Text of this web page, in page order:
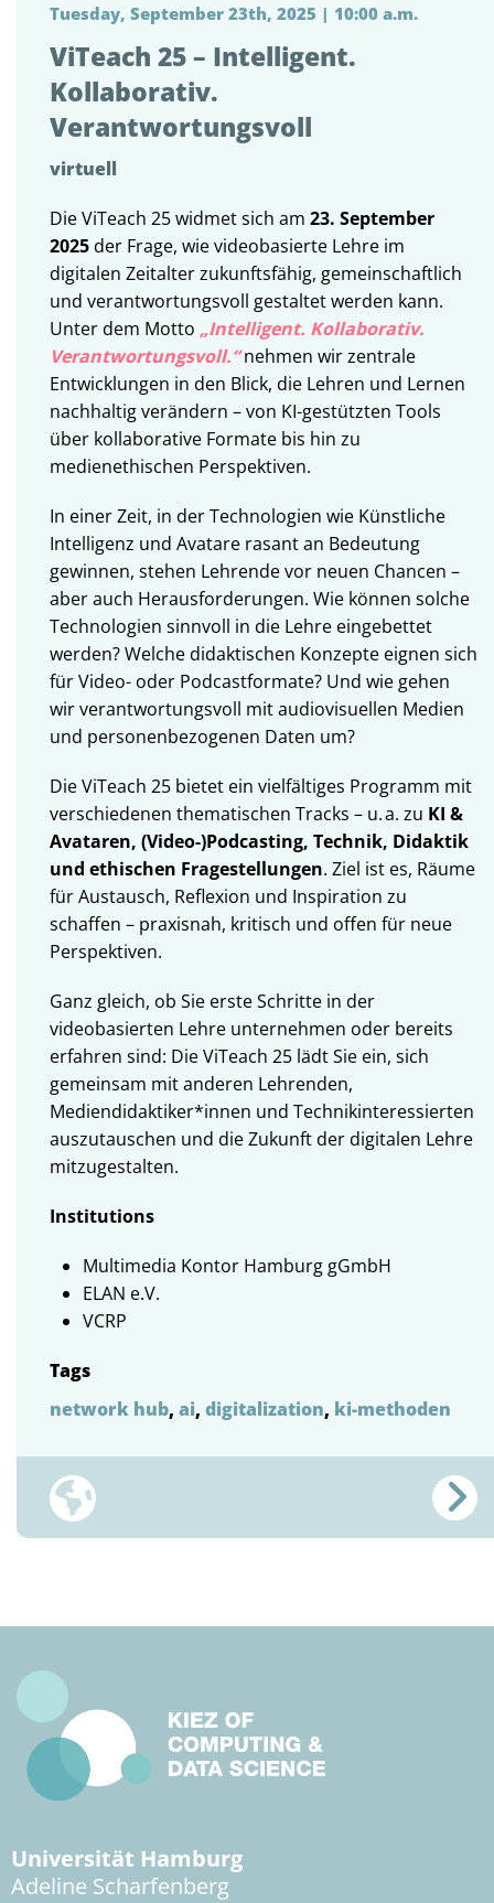
Tuesday, September 23th, 2025 | 10:00 a.m.
ViTeach 25 – Intelligent.
Kollaborativ.
Verantwortungsvoll
virtuell
Die ViTeach 25 widmet sich am 23. September
2025der Frage, wie videobasierte Lehre im
digitalen Zeitalter zukunftsfähig, gemeinschaftlich
und verantwortungsvoll gestaltet werden kann.
Unter dem Motto „Intelligent. Kollaborativ.
Verantwortungsvoll.“nehmen wir zentrale
Entwicklungen in den Blick, die Lehren und Lernen
nachhaltig verändern – von KI-gestützten Tools
über kollaborative Formate bis hin zu
medienethischen Perspektiven.
In einer Zeit, in der Technologien wie Künstliche
Intelligenz und Avatare rasant an Bedeutung
gewinnen, stehen Lehrende vor neuen Chancen –
aber auch Herausforderungen. Wie können solche
Technologien sinnvoll in die Lehre eingebettet
werden? Welche didaktischen Konzepte eignen sich
für Video- oder Podcastformate? Und wie gehen
wir verantwortungsvoll mit audiovisuellen Medien
und personenbezogenen Daten um?
Die ViTeach 25 bietet ein vielfältiges Programm mit
verschiedenen thematischen Tracks – u. a. zu KI &
Avataren, (Video-)Podcasting, Technik, Didaktik
und ethischen Fragestellungen. Ziel ist es, Räume
für Austausch, Reflexion und Inspiration zu
schaffen – praxisnah, kritisch und offen für neue
Perspektiven.
Ganz gleich, ob Sie erste Schritte in der
videobasierten Lehre unternehmen oder bereits
erfahren sind: Die ViTeach 25 lädt Sie ein, sich
gemeinsam mit anderen Lehrenden,
Mediendidaktiker*innen und Technikinteressierten
auszutauschen und die Zukunft der digitalen Lehre
mitzugestalten.
Institutions
Multimedia Kontor Hamburg gGmbH
ELAN e.V.
VCRP
Tags
network hub, ai, digitalization, ki-methoden
Universität Hamburg
Adeline Scharfenberg